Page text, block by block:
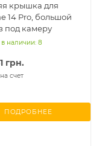
крышка для
14 Pro, большой
под камеру
в наличии: 8
грн.
счет
ПОДРОБНЕЕ